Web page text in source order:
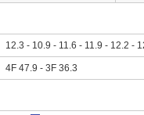
12.3 - 10.9 - 11.6 - 11.9 - 12.2 -
4F 47.9 - 3F 36.3